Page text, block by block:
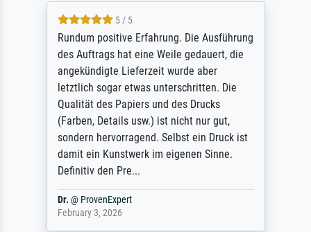
5 / 5
Rundum positive Erfahrung. Die Ausführung
des Auftrags hat eine Weile gedauert, die
angekündigte Lieferzeit wurde aber
letztlich sogar etwas unterschritten. Die
Qualität des Papiers und des Drucks
(Farben, Details usw.) ist nicht nur gut,
sondern hervorragend. Selbst ein Druck ist
damit ein Kunstwerk im eigenen Sinne.
Definitiv den Pre...
Dr. @ ProvenExpert
February 3, 2026